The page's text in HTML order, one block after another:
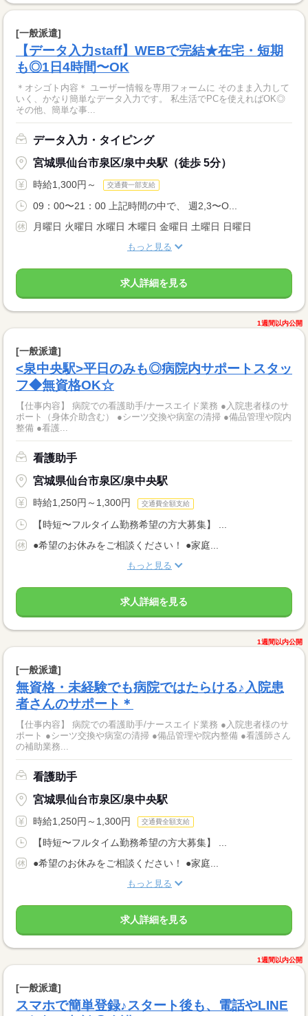
[一般派遣]
【データ入力staff】WEBで完結★在宅・短期
も◎1日4時間〜OK
＊オシゴト内容＊ ユーザー情報を専用フォームに そのまま入力して
いく、かなり簡単なデータ入力です。 私生活でPCを使えればOK◎
その他、簡単な事...
データ入力・タイピング
宮城県仙台市泉区/泉中央駅（徒歩 5分）
時給1,300円～ 交通費一部支給
09：00〜21：00 上記時間の中で、 週2,3〜O...
月曜日 火曜日 水曜日 木曜日 金曜日 土曜日 日曜日
もっと見る
求人詳細を見る
1週間以内公開
[一般派遣]
<泉中央駅>平日のみも◎病院内サポートスタッ
フ◆無資格OK☆
【仕事内容】 病院での看護助手/ナースエイド業務 ●入院患者様のサ
ポート（身体介助含む） ●シーツ交換や病室の清掃 ●備品管理や院内
整備 ●看護...
看護助手
宮城県仙台市泉区/泉中央駅
時給1,250円～1,300円 交通費全額支給
【時短〜フルタイム勤務希望の方大募集】 ...
●希望のお休みをご相談ください！ ●家庭...
もっと見る
求人詳細を見る
1週間以内公開
[一般派遣]
無資格・未経験でも病院ではたらける♪入院患
者さんのサポート＊
【仕事内容】 病院での看護助手/ナースエイド業務 ●入院患者様のサ
ポート ●シーツ交換や病室の清掃 ●備品管理や院内整備 ●看護師さん
の補助業務...
看護助手
宮城県仙台市泉区/泉中央駅
時給1,250円～1,300円 交通費全額支給
【時短〜フルタイム勤務希望の方大募集】 ...
●希望のお休みをご相談ください！ ●家庭...
もっと見る
求人詳細を見る
1週間以内公開
[一般派遣]
スマホで簡単登録♪スタート後も、電話やLINE